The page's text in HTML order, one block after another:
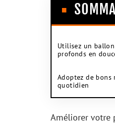
Utilisez un
profonds en
Adoptez de bons
quotidien
Améliorer votre